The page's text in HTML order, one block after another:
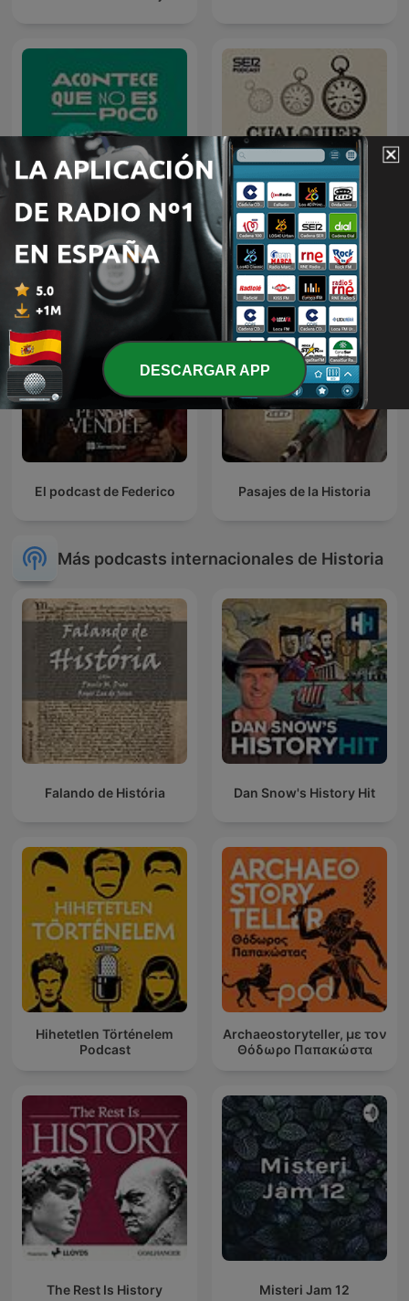
Acontece que no es poco
con Nieves Concostrina
Cualquier tiempo pasado
fue anterior
El podcast de Federico Pasajes de la Historia
Más podcasts internacionales de Historia
Falando de História Dan Snow's History Hit
Hihetetlen Történelem
Podcast
Archaeostoryteller, με τον
Θόδωρο Παπακώστα
The Rest Is History Misteri Jam 12
DESCARGAR APP